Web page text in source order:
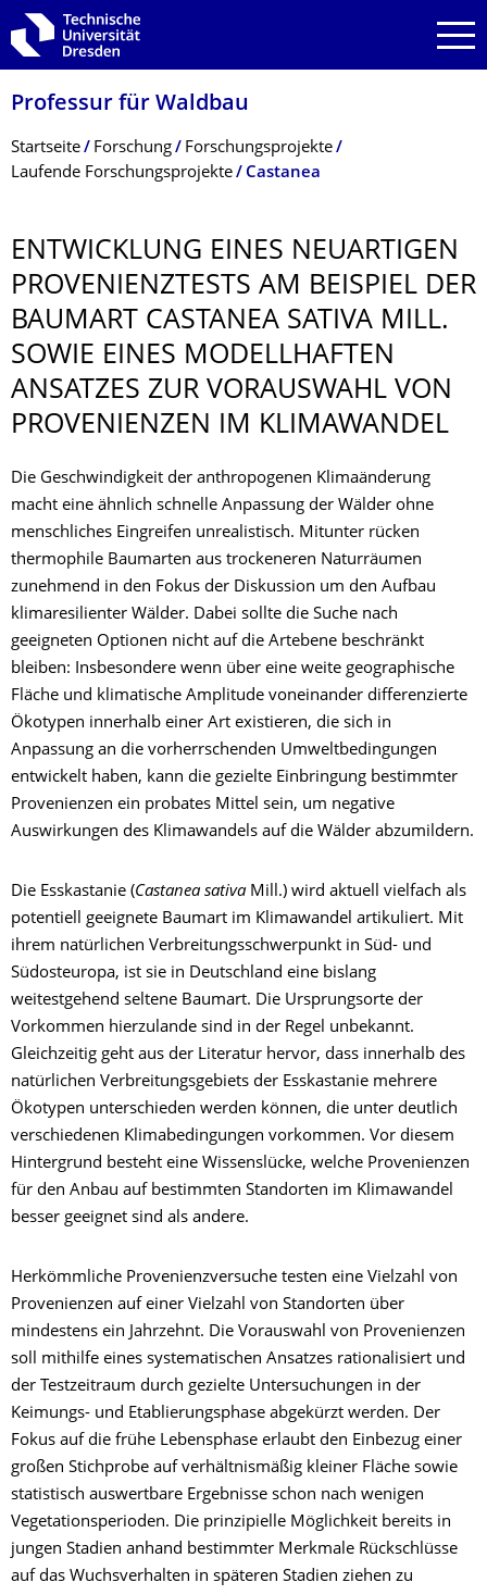
Zur Hauptnavigation springen
Zur Suche springen
Zum Inhalt springen
Professur für Waldbau
Breadcrumb-Menü
Startseite Forschung
Forschungsprojekte
Laufende Forschungsprojekte
Castanea
ENTWICKLUNG EINES NEUARTIGEN
PROVENIENZTESTS AM BEISPIEL DER
BAUMART CASTANEA SATIVA MILL.
SOWIE EINES MODELLHAFTEN
ANSATZES ZUR VORAUSWAHL VON
PROVENIENZEN IM KLIMAWANDEL
Die Geschwindigkeit der anthropogenen Klimaänderung
macht eine ähnlich schnelle Anpassung der Wälder ohne
menschliches Eingreifen unrealistisch. Mitunter rücken
thermophile Baumarten aus trockeneren Naturräumen
zunehmend in den Fokus der Diskussion um den Aufbau
klimaresilienter Wälder. Dabei sollte die Suche nach
geeigneten Optionen nicht auf die Artebene beschränkt
bleiben: Insbesondere wenn über eine weite geographische
Fläche und klimatische Amplitude voneinander differenzierte
Ökotypen innerhalb einer Art existieren, die sich in
Anpassung an die vorherrschenden Umweltbedingungen
entwickelt haben, kann die gezielte Einbringung bestimmter
Provenienzen ein probates Mittel sein, um negative
Auswirkungen des Klimawandels auf die Wälder abzumildern.
Die Esskastanie (Castanea sativaMill.) wird aktuell vielfach als
potentiell geeignete Baumart im Klimawandel artikuliert. Mit
ihrem natürlichen Verbreitungsschwerpunkt in Süd- und
Südosteuropa, ist sie in Deutschland eine bislang
weitestgehend seltene Baumart. Die Ursprungsorte der
Vorkommen hierzulande sind in der Regel unbekannt.
Gleichzeitig geht aus der Literatur hervor, dass innerhalb des
natürlichen Verbreitungsgebiets der Esskastanie mehrere
Ökotypen unterschieden werden können, die unter deutlich
verschiedenen Klimabedingungen vorkommen. Vor diesem
Hintergrund besteht eine Wissenslücke, welche Provenienzen
für den Anbau auf bestimmten Standorten im Klimawandel
besser geeignet sind als andere.
Herkömmliche Provenienzversuche testen eine Vielzahl von
Provenienzen auf einer Vielzahl von Standorten über
mindestens ein Jahrzehnt. Die Vorauswahl von Provenienzen
soll mithilfe eines systematischen Ansatzes rationalisiert und
der Testzeitraum durch gezielte Untersuchungen in der
Keimungs- und Etablierungsphase abgekürzt werden. Der
Fokus auf die frühe Lebensphase erlaubt den Einbezug einer
großen Stichprobe auf verhältnismäßig kleiner Fläche sowie
statistisch auswertbare Ergebnisse schon nach wenigen
Vegetationsperioden. Die prinzipielle Möglichkeit bereits in
jungen Stadien anhand bestimmter Merkmale Rückschlüsse
auf das Wuchsverhalten in späteren Stadien ziehen zu